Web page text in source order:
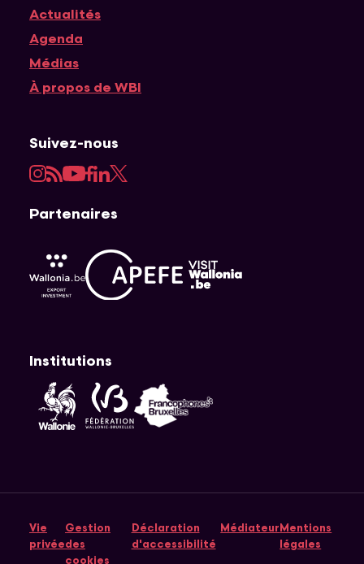
Actualités
Agenda
Médias
À propos de WBI
Suivez-nous
Instagram
RSSYouTube
Facebook
LinkedIn
Twitter
Partenaires
AWEX
Visit Wallonia
Institutions
Wallonie Fédération Wallonie-Bruxelles
Cocof
Vie
privée
Gestion
des
cookies
Déclaration
d'accessibilité
MédiateurMentions
légales